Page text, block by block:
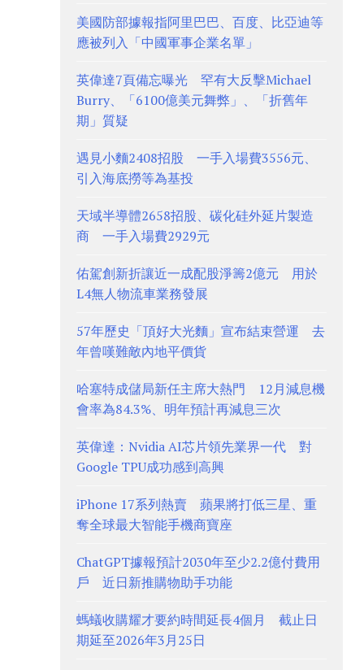
美國防部據報指阿里巴巴、百度、比亞迪等
應被列入「中國軍事企業名單」
英偉達7頁備忘曝光 罕有大反擊Michael
Burry、「6100億美元舞弊」、「折舊年
期」質疑
遇見小麵2408招股 一手入場費3556元、
引入海底撈等為基投
天域半導體2658招股、碳化硅外延片製造
商 一手入場費2929元
佑駕創新折讓近一成配股淨籌2億元 用於
L4無人物流車業務發展
57年歷史「頂好大光麵」宣布結束營運 去
年曾嘆難敵內地平價貨
哈塞特成儲局新任主席大熱門 12月減息機
會率為84.3%、明年預計再減息三次
英偉達：Nvidia AI芯片領先業界一代 對
Google TPU成功感到高興
iPhone 17系列熱賣 蘋果將打低三星、重
奪全球最大智能手機商寶座
ChatGPT據報預計2030年至少2.2億付費用
戶 近日新推購物助手功能
螞蟻收購耀才要約時間延長4個月 截止日
期延至2026年3月25日